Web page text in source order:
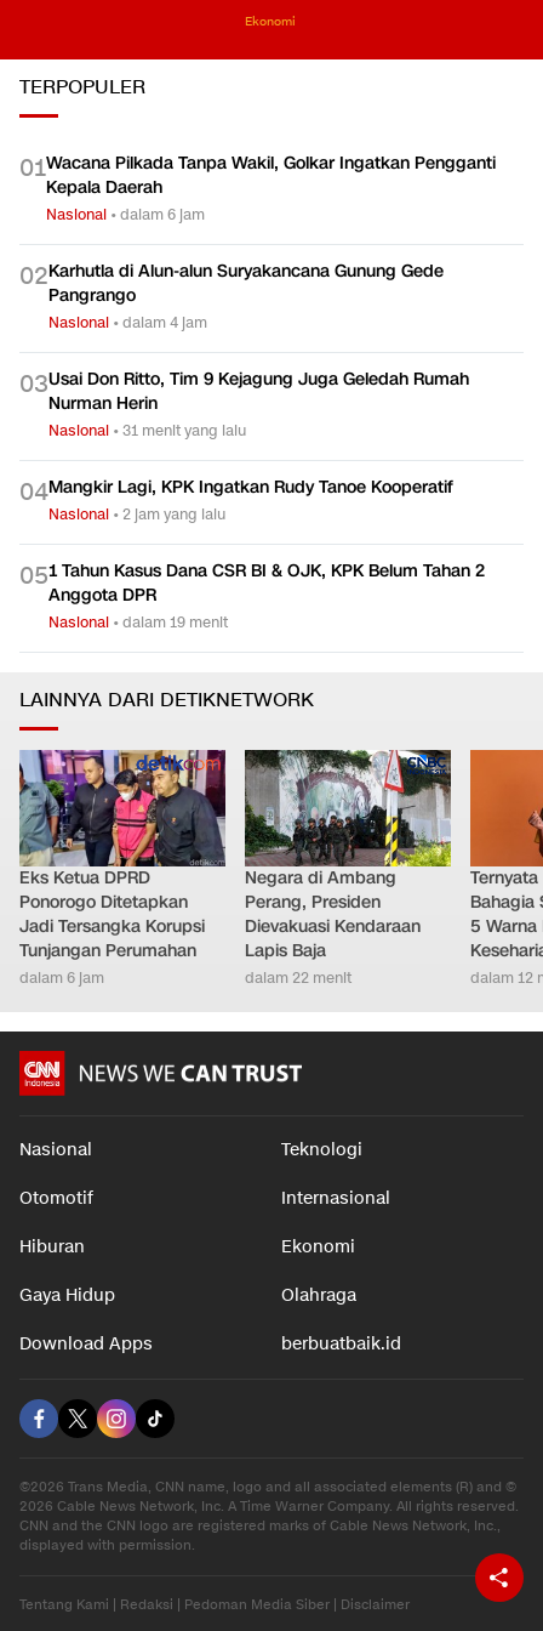
Ekonomi
TERPOPULER
01Wacana Pilkada Tanpa Wakil, Golkar Ingatkan Pengganti
Kepala Daerah
Nasional •dalam 6 jam
02Karhutla di Alun-alun Suryakancana Gunung Gede
Pangrango
Nasional •dalam 4 jam
03Usai Don Ritto, Tim 9 Kejagung Juga Geledah Rumah
Nurman Herin
Nasional •31 menit yang lalu
04Mangkir Lagi, KPK Ingatkan Rudy Tanoe Kooperatif
Nasional •2 jam yang lalu
051 Tahun Kasus Dana CSR BI & OJK, KPK Belum Tahan 2
Anggota DPR
Nasional •dalam 19 menit
LAINNYA DARI DETIKNETWORK
Eks Ketua DPRD
Ponorogo Ditetapkan
Jadi Tersangka Korupsi
Tunjangan Perumahan
dalam 6 jam
Negara di Ambang
Perang, Presiden
Dievakuasi Kendaraan
Lapis Baja
dalam 22 menit
Bahagia
5
dalam 12
Nasional Teknologi
Otomotif Internasional
Hiburan Ekonomi
Gaya Hidup Olahraga
Download Apps berbuatbaik.id
©2026 Trans Media, CNN name, logo and all associated elements (R) and ©
2026 Cable News Network, Inc. A Time Warner Company. All rights reserved.
CNN and the CNN logo are registered marks of Cable News Network, Inc.,
displayed with permission.
Tentang Kami | Redaksi | Pedoman Media Siber | Disclaimer